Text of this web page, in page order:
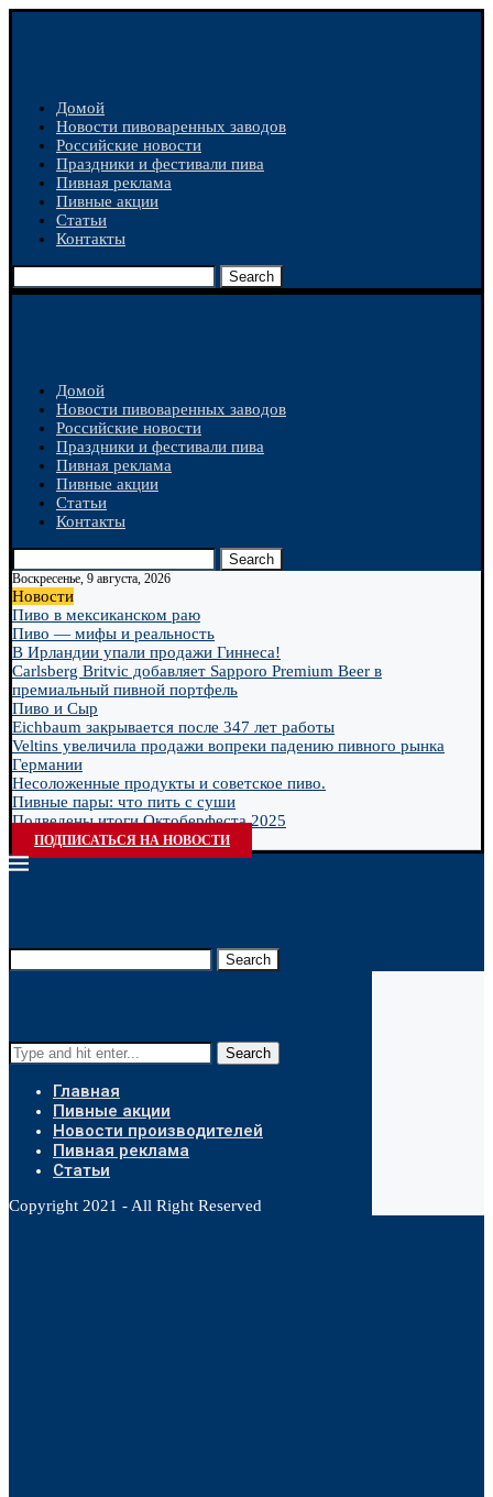
Домой
Новости пивоваренных заводов
Российские новости
Праздники и фестивали пива
Пивная реклама
Пивные акции
Статьи
Контакты
Search
Домой
Новости пивоваренных заводов
Российские новости
Праздники и фестивали пива
Пивная реклама
Пивные акции
Статьи
Контакты
Search
Воскресенье, 9 августа, 2026
Новости
Пиво в мексиканском раю
Пиво — мифы и реальность
В Ирландии упали продажи Гиннеса!
Carlsberg Britvic добавляет Sapporo Premium Beer в
премиальный пивной портфель
Пиво и Сыр
Eichbaum закрывается после 347 лет работы
Veltins увеличила продажи вопреки падению пивного рынка
Германии
Несоложенные продукты и советское пиво.
Пивные пары: что пить с суши
Подведены итоги Октоберфеста 2025
ПОДПИСАТЬСЯ НА НОВОСТИ
Search
Search
Главная
Пивные акции
Новости производителей
Пивная реклама
Статьи
Copyright 2021 - All Right Reserved